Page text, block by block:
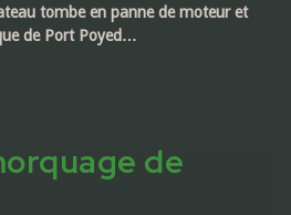
tombe en panne de moteur et
de Port Poyed…
de